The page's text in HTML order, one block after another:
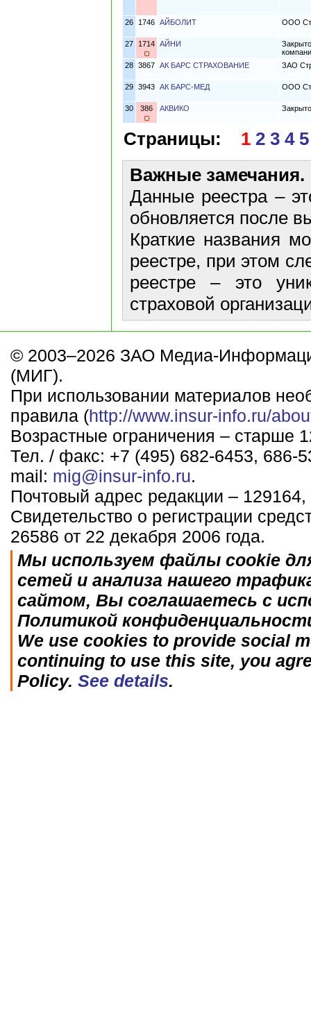
26 1746 АЙБОЛИТ ООО
27 1714 АЙНИ
28 3867 АК БАРС СТРАХОВАНИЕ ЗАО
29 3943 АК БАРС-МЕД ООО
30 386 АКВИКО
Страницы: 1 2 3 4 5
Важные замечания.
Данные реестра –
обновляется после
Краткие названия
реестре, при этом
реестре – это
страховой
© 2003–2026 ЗАО Медиа-
(МИГ).
При использовании материалов
правила (http://www.insur-info.ru/
Возрастные ограничения – старше
Тел. / факс: +7 (495) 682-6453, 686-
mail: mig@insur-info.ru.
Почтовый адрес редакции –
Свидетельство о регистрации
26586 от 22 декабря 2006 года.
Мы используем файлы cookie
сетей и анализа нашего
сайтом, Вы соглашаетесь с
Политикой
We use cookies to provide social
continuing to use this site, you
Policy. See details.